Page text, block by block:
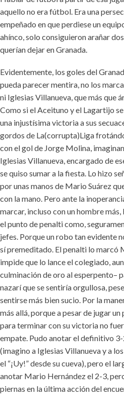
aquello no era fútbol. Era una
empeñado en que perdiese un
ahínco, solo consiguieron arañar
querían dejar en Granada.
Evidentemente, los goles del
pueda parecer mentira, no los
ni Iglesias Villanueva, que más que
Como si el Aceituno y el Lagartijo
una injustísima victoria a sus
gordos de La(corrupta)Liga
con el gol de Jorge Molina,
Iglesias Villanueva, encargado de
se quiso sumar a la fiesta. Lo hizo
por unas manos de Mario Suárez
con la mano. Pero ante la
marcar, incluso con un hombre
el punto de penalti como,
jefes. Porque un robo tan evidente
sí premeditado. El penalti lo marcó
impide que lo lance el colegiado,
culminación de oro al esperpento–
nazarí que se sentiría orgullosa,
sentirse más bien sucio. Por la
más allá, porque a pesar de jugar
para terminar con su victoria no
empate. Pudo anotar el definitivo
(imagino a Iglesias Villanueva y a
el “¡Uy!” desde su cueva), pero el
anotar Mario Hernández el 2-3,
piernas en la última acción del